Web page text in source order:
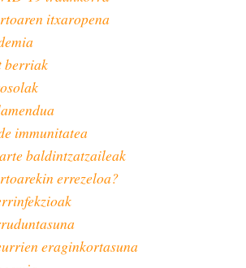
itxaropena
berriak
immunitatea
baldintzatzaileak
errezeloa?
eraginkortasuna